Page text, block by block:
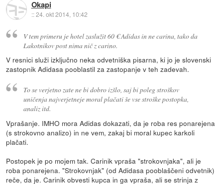
Okapi
::24. okt 2014, 10:42
V tem primeru je hotel zaslužit 60 € Adidas in ne carina, tako da
Lakotnikov post nima nič z carino.
V resnici služi izključno neka odvetniška pisarna, ki jo je slovenski
zastopnik Adidasa pooblastil za zastopanje v teh zadevah.
To se verjetno zate ne bi dobro izšlo, saj bi poleg stroškov
uničenja najverjetneje moral plačati še vse stroške postopka,
analiz itd.
Vprašanje. IMHO mora Adidas dokazati, da je roba res ponarejena
(s strokovno analizo) in ne vem, zakaj bi moral kupec karkoli
plačati.
Postopek je po mojem tak. Carinik vpraša "strokovnjaka", ali je
roba ponarejena. "Strokovnjak" (od Adidasa pooblaščeni odvetnik)
reče, da je. Carinik obvesti kupca in ga vpraša, ali se strinja z